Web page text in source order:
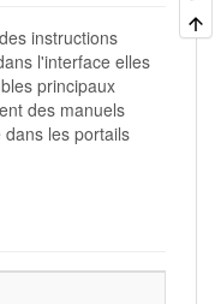
instructions
l'interface elles
principaux
des manuels
les portails